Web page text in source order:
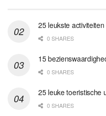
25 leukste
0 SHARES
15
0 SHARES
25 leuke toeristische
0 SHARES